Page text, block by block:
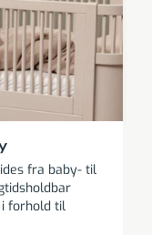
fra baby- til
i forhold til